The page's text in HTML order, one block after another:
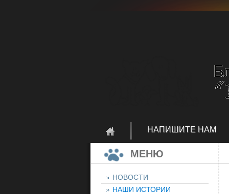
НАПИШИТЕ НАМ
МЕНЮ
НОВОСТИ
НАШИ ИСТОРИИ